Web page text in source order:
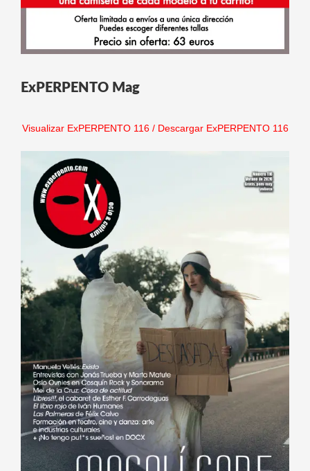
ExPERPENTO Mag
Visualizar ExPERPENTO 116/ Descargar ExPERPENTO 116